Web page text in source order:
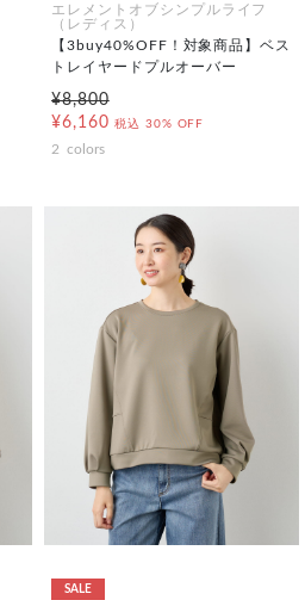
エレメントオブシンプルライフ
（レディス）
【3buy40%OFF！対象商品】ベス
トレイヤードプルオーバー
¥8,800
¥6,160 税込 30% OFF
2 colors
SALE